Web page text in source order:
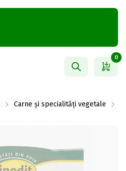
0
Carne și specialități vegetale